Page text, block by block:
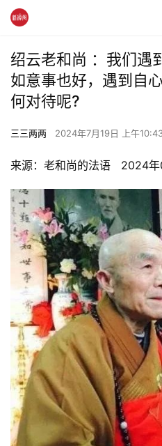
绍云老和尚 ：我们遇
如意事也好，遇到自
何对待呢?
三三两两 2024年7月19日 上午
来源：老和尚的法语   2024年